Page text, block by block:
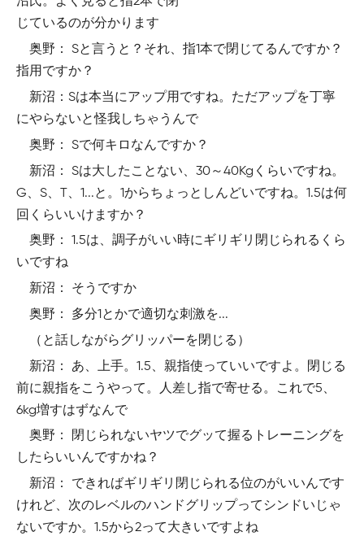
じているのが分かります
奥野： Sと言うと？それ、指1本で閉じてるんですか？
指用ですか？
新沼：Sは本当にアップ用ですね。ただアップを丁寧
にやらないと怪我しちゃうんで
奥野： Sで何キロなんですか？
新沼： Sは大したことない、30～40Kgくらいですね。
G、S、T、1...と。1からちょっとしんどいですね。1.5は何
回くらいいけますか？
奥野： 1.5は、調子がいい時にギリギリ閉じられるくら
いですね
新沼： そうですか
奥野： 多分1とかで適切な刺激を...
（と話しながらグリッパーを閉じる）
新沼： あ、上手。1.5、親指使っていいですよ。閉じる
前に親指をこうやって。人差し指で寄せる。これで5、
6kg増すはずなんで
奥野： 閉じられないヤツでグッて握るトレーニングを
したらいいんですかね？
新沼： できればギリギリ閉じられる位のがいいんです
けれど、次のレベルのハンドグリップってシンドいじゃ
ないですか。1.5から2って大きいですよね